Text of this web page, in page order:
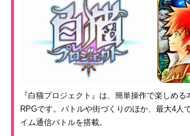
『白猫プロジェクト』は、簡単操作で楽しめる
RPGです。バトルや街づくりのほか、最大4人
イム通信バトルを搭載。